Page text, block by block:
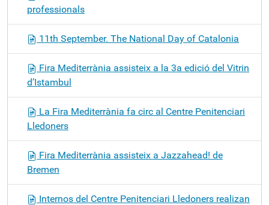
professionals
11th September. The National Day of Catalonia
Fira Mediterrània assisteix a la 3a edició del Vitrin
d’Istambul
La Fira Mediterrània fa circ al Centre Penitenciari
Lledoners
Fira Mediterrània assisteix a Jazzahead! de
Bremen
Internos del Centre Penitenciari Lledoners realizan